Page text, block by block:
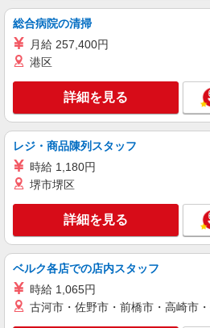
キープ
派遣社員
株式会社シエロ
人気機種に詳しく
時給1730円〜 ※
（規定あり） ゜+゜・。○。・゜+゜・。○。・゜
+゜ 入社祝い金10万円支給(
頂くと, インセンティブ
い・週払い可能（
神奈川県藤沢市の
ソフトバンクミスターマックス湘南藤沢
ソフトバンクショ
月給 265,000円
20,000円 〜 20,000
280,000円を超える
当）、基本給
■ソフトバンクミ
総合病院の清掃
月給 257,400円
港区
詳細を見る
レジ・商品陳列スタッフ
時給 1,180円
堺市堺区
詳細を見る
ベルク各店での店内スタッフ
時給 1,065円
古河市・佐野市・前橋市・高崎市